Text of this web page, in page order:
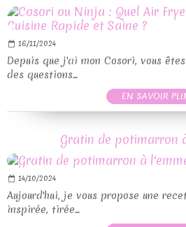
16/11/2024
Depuis que j'ai mon Cosori, vous
des questions...
EN SAVOIR
Gratin de potimarron
14/10/2024
Aujourd'hui, je vous propose une
inspirée, tirée...